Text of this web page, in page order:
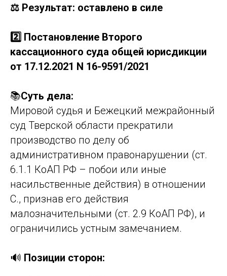
⚖️ Результат: оставлено в силе
2️⃣ Постановление Второго
кассационного суда общей юрисдикции
от 17.12.2021 N 16-9591/2021
📚Суть дела:
Мировой судья и Бежецкий межрайонный
суд Тверской области прекратили
производство по делу об
административном правонарушении (ст.
6.1.1 КоАП РФ – побои или иные
насильственные действия) в отношении
С., признав его действия
малозначительными (ст. 2.9 КоАП РФ), и
ограничились устным замечанием.
🔊 Позиции сторон: